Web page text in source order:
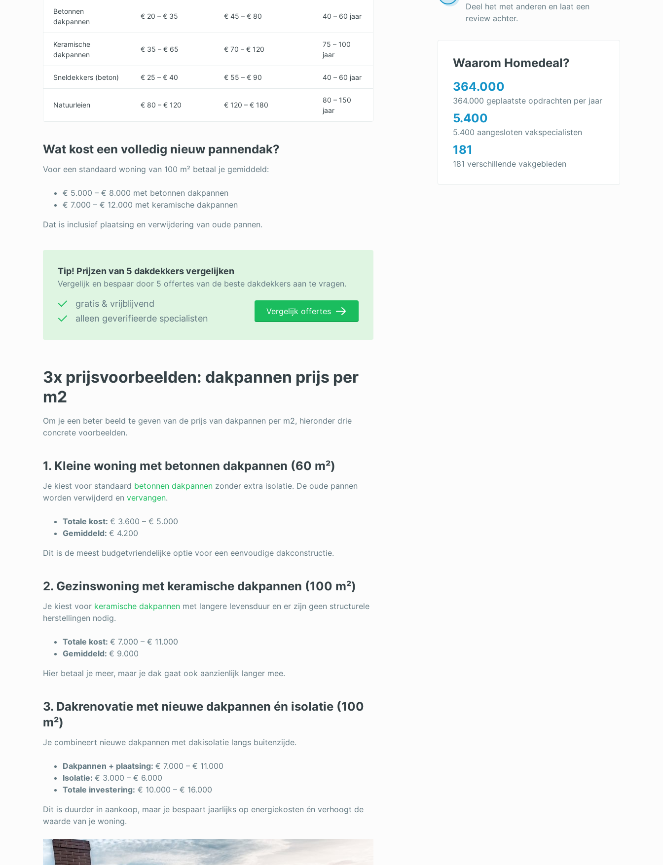
Betonnen
dakpannen
€ 20 – € 35 € 45 – € 80 40 – 60 jaar
Keramische
dakpannen
€ 35 – € 65 € 70 – € 120
75 – 100
jaar
Sneldekkers (beton) € 25 – € 40 € 55 – € 90 40 – 60 jaar
Natuurleien € 80 – € 120 € 120 – € 180
80 – 150
jaar
Wat kost een volledig nieuw pannendak?
Voor een standaard woning van 100 m² betaal je gemiddeld:
€ 5.000 – € 8.000 met betonnen dakpannen
€ 7.000 – € 12.000 met keramische dakpannen
Dat is inclusief plaatsing en verwijdering van oude pannen.
Tip! Prijzen van 5 dakdekkers vergelijken
Vergelijk en bespaar door 5 offertes van de beste dakdekkers aan te vragen.
gratis & vrijblijvend
alleen geverifieerde specialisten
Vergelijk offertes
3x prijsvoorbeelden: dakpannen prijs per
m2
Om je een beter beeld te geven van de prijs van dakpannen per m2, hieronder drie
concrete voorbeelden.
1. Kleine woning met betonnen dakpannen (60 m²)
Je kiest voor standaard betonnen dakpannen zonder extra isolatie. De oude pannen
worden verwijderd en vervangen.
Totale kost: € 3.600 – € 5.000
Gemiddeld: € 4.200
Dit is de meest budgetvriendelijke optie voor een eenvoudige dakconstructie.
2. Gezinswoning met keramische dakpannen (100 m²)
Je kiest voor keramische dakpannen met langere levensduur en er zijn geen structurele
herstellingen nodig.
Totale kost: € 7.000 – € 11.000
Gemiddeld: € 9.000
Hier betaal je meer, maar je dak gaat ook aanzienlijk langer mee.
3. Dakrenovatie met nieuwe dakpannen én isolatie (100
m²)
Je combineert nieuwe dakpannen met dakisolatie langs buitenzijde.
Dakpannen + plaatsing: € 7.000 – € 11.000
Isolatie: € 3.000 – € 6.000
Totale investering: € 10.000 – € 16.000
Dit is duurder in aankoop, maar je bespaart jaarlijks op energiekosten én verhoogt de
waarde van je woning.
Dakpannen leggen
Deel het met anderen en laat een
review achter.
Waarom Homedeal?
364.000
364.000 geplaatste opdrachten per jaar
5.400
5.400 aangesloten vakspecialisten
181
181 verschillende vakgebieden